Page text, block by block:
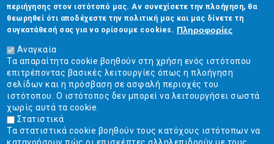
This
question is
for testing
whether or
not you are a
human visitor
and to
prevent
automated
spam
submissions.
5+2
Επικοινωνία
Στουρνάρη 17, Αθήνα 10683
2103304444
info@ekpizo.gr
www.ekpizo.gr
Δευ - Πεμ:10:00 πμ - 2:00 μμ
περιήγησης στον ιστότοπό μας. Αν συνεχίσετε την πλοήγηση, θα
θεωρηθεί ότι αποδέχεστε την πολιτική μας και μας δίνετε τη
συγκατάθεσή σας για να ορίσουμε cookies. Πληροφορίες
Αναγκαία
Τα απαραίτητα cookie βοηθούν στη χρήση ενός ιστότοπου
επιτρέποντας βασικές λειτουργίες όπως η πλοήγηση
σελίδων και η πρόσβαση σε ασφαλή περιοχές του
ιστότοπου. Ο ιστότοπος δεν μπορεί να λειτουργήσει σωστά
χωρίς αυτά τα cookie.
Στατιστικά
Τα στατιστικά cookie βοηθούν τους κατόχους ιστότοπων να